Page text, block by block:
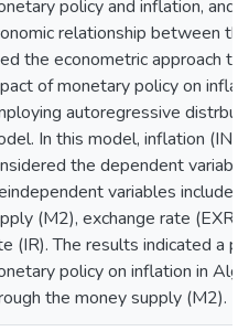
policy and inflation, and
relationship between
the econometric approach
of monetary policy on
autoregressive
In this model, inflation
the dependent
variables
(M2), exchange rate
(IR). The results indicated a
policy on inflation in
the money supply (M2).